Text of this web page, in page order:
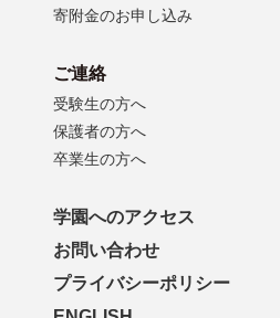
寄附金のお申し込み
ご連絡
受験生の方へ
保護者の方へ
卒業生の方へ
学園へのアクセス
お問い合わせ
プライバシーポリシー